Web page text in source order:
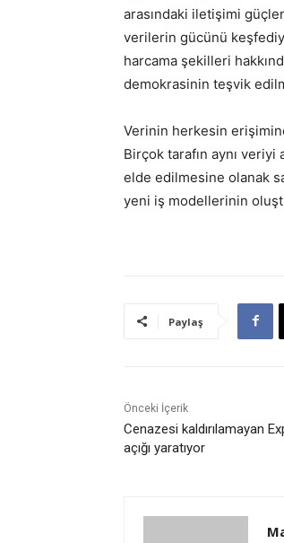
arasındaki iletişimi
verilerin gücünü
harcama şekilleri
demokrasinin teşvik
Verinin herkesin
Birçok tarafın aynı
elde edilmesine olanak
yeni iş modellerinin
Paylaş
Önceki İçerik
Cenazesi kaldırılamayan
açığı yaratıyor